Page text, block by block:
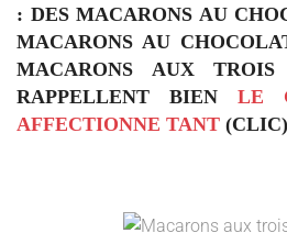
: DES MACARONS AU
MACARONS AU
MACARONS AUX
RAPPELLENT BIEN LE
AFFECTIONNE TANT